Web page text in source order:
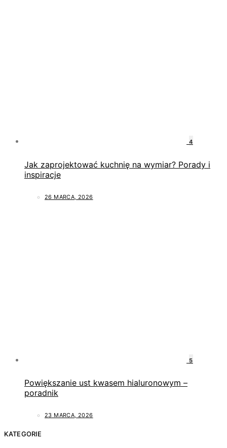
4
Jak zaprojektować kuchnię na wymiar? Porady i
inspiracje
26 MARCA, 2026
5
Powiększanie ust kwasem hialuronowym –
poradnik
23 MARCA, 2026
KATEGORIE